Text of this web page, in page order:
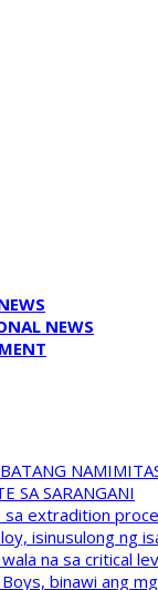
NEWS
SA SARANGANI
sa extradition
isinusulong ng
na sa critical
binawi ang